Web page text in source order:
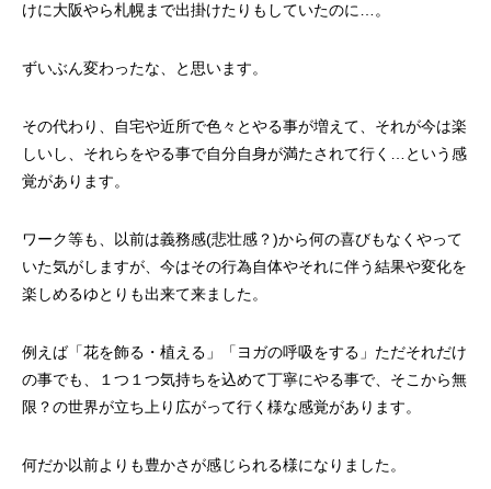
けに大阪やら札幌まで出掛けたりもしていたのに…。
ずいぶん変わったな、と思います。
その代わり、自宅や近所で色々とやる事が増えて、それが今は楽
しいし、それらをやる事で自分自身が満たされて行く…という感
覚があります。
ワーク等も、以前は義務感(悲壮感？)から何の喜びもなくやって
いた気がしますが、今はその行為自体やそれに伴う結果や変化を
楽しめるゆとりも出来て来ました。
例えば「花を飾る・植える」「ヨガの呼吸をする」ただそれだけ
の事でも、１つ１つ気持ちを込めて丁寧にやる事で、そこから無
限？の世界が立ち上り広がって行く様な感覚があります。
何だか以前よりも豊かさが感じられる様になりました。